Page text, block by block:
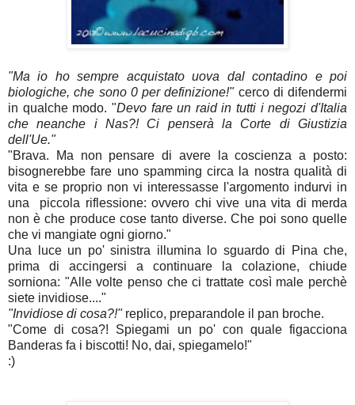
"Ma io ho sempre acquistato uova dal contadino e poi
biologiche, che sono 0 per definizione!"cerco di difendermi
in qualche modo. "Devo fare un raid in tutti i negozi d'Italia
che neanche i Nas?! Ci penserà la Corte di Giustizia
dell'Ue."
"Brava. Ma non pensare di avere la coscienza a posto:
bisognerebbe fare uno spamming circa la nostra qualità di
vita e se proprio non vi interessasse l'argomento indurvi in
una piccola riflessione: ovvero chi vive una vita di merda
non è che produce cose tanto diverse. Che poi sono quelle
che vi mangiate ogni giorno."
Una luce un po' sinistra illumina lo sguardo di Pina che,
prima di accingersi a continuare la colazione, chiude
sorniona: "Alle volte penso che ci trattate così male perchè
siete invidiose...."
"Invidiose di cosa?!"replico, preparandole il pan broche.
"Come di cosa?! Spiegami un po' con quale figacciona
Banderas fa i biscotti! No, dai, spiegamelo!"
:)